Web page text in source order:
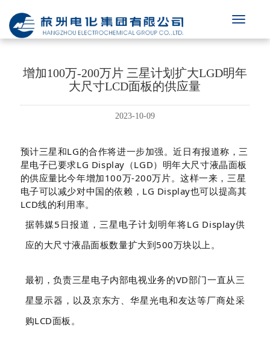
增加100万-200万片 三星计划扩大LGD明年
大尺寸LCD面板的供应量
2023-10-09
预计三星和LG的合作将进一步加强。近日有报道称，三
星电子已要求LG Display（LGD）明年大尺寸液晶面板
的供应量比今年增加100万-200万片。这样一来，三星
电子可以减少对中国的依赖，LG Display也可以提高其
LCD线的利用率。
据韩媒5日报道，三星电子计划明年将LG Display供
应的大尺寸液晶面板数量扩大到500万块以上。
最初，负责三星电子内部电视业务的VD部门一直从三
星显示器，以及京东方、华星光电和友达等厂商处采
购LCD面板。